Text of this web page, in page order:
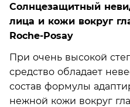
Солнцезащитный
лица и кожи вокруг
Roche-Posay
При очень высокой
средство обладает
состав формулы
нежной кожи вокруг